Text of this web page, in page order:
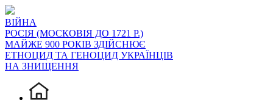
ВІЙНА
РОСІЯ (МОСКОВІЯ ДО 1721 Р.)
МАЙЖЕ 900 РОКІВ ЗДІЙСНЮЄ
ЕТНОЦИД ТА ГЕНОЦИД УКРАЇНЦІВ
НА ЗНИЩЕННЯ